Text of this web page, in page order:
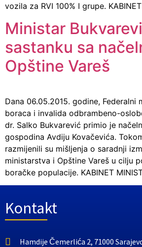
vozila za RVI 100% I grupe.
Ministar
sastanku sa
Opštine Vareš
Dana 06.05.2015. godine, Federalni
boraca i invalida odbrambeno-
dr. Salko Bukvarević primio je
gospodina Avdiju Kovačevića.
razmijenili su mišljenja o saradnji
ministarstva i Opštine Vareš u cilju
boračke populacije. KABINET
Kontakt
Hamdije Čemerlića 2, 71000